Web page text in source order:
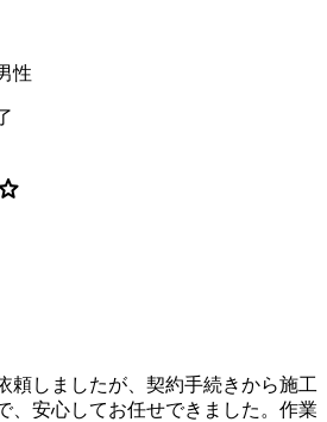
性
頼しましたが、契約手続きから施工
、安心してお任せできました。作業